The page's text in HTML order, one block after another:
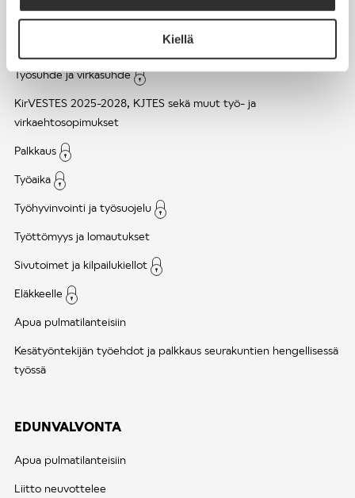
Kiellä
TYÖELÄMÄOPAS
Työsuhde ja virkasuhde
KirVESTES 2025-2028, KJTES sekä muut työ- ja
virkaehtosopimukset
Palkkaus
Työaika
Työhyvinvointi ja työsuojelu
Työttömyys ja lomautukset
Sivutoimet ja kilpailukiellot
Eläkkeelle
Apua pulmatilanteisiin
Kesätyöntekijän työehdot ja palkkaus seurakuntien hengellisessä
työssä
EDUNVALVONTA
Apua pulmatilanteisiin
Liitto neuvottelee